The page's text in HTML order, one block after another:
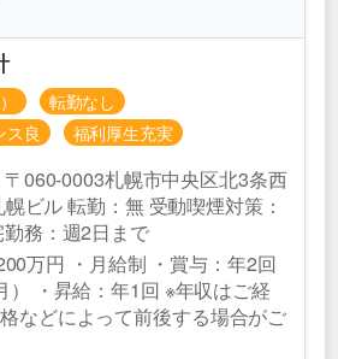
転勤なし
ス良
福利厚生充実
060-0003札幌市中央区北3条西
ビル 転勤：無 受動喫煙対策：
務：週2日まで
万円 ・月給制 ・賞与：年2回
） ・昇給：年1回 ※年収はご経
などによって前後する場合がご